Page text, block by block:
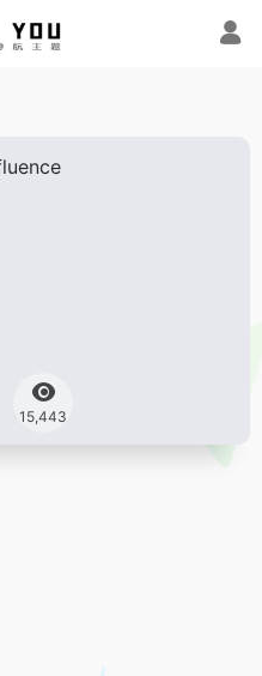
15,443